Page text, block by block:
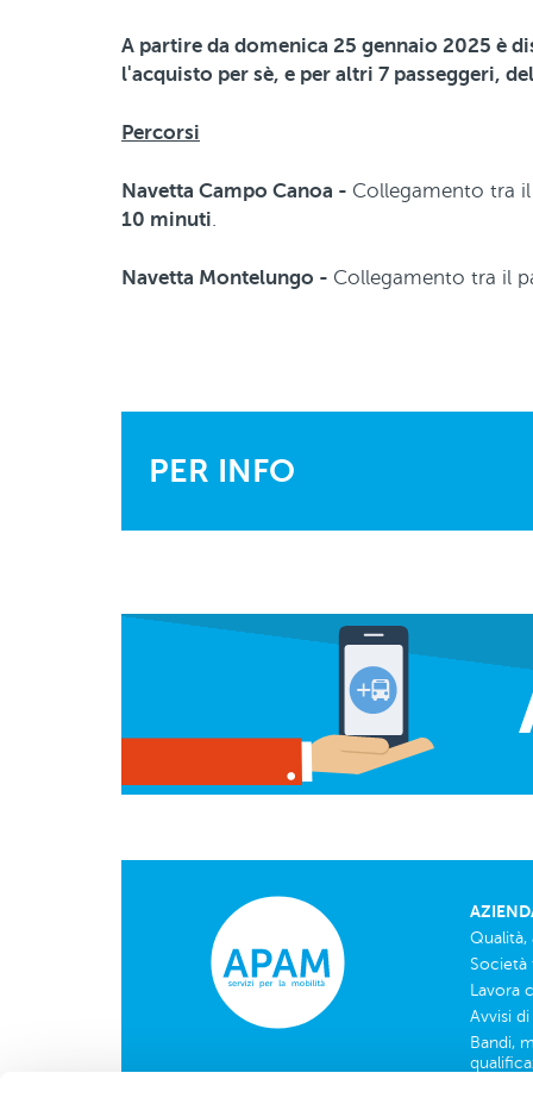
A partire da domenica 25 gennaio 2025 è
l'acquisto per sè, e per altri 7 passeggeri,
Percorsi
Navetta Campo Canoa - Collegamento tra
10 minuti.
Navetta Montelungo - Collegamento tra il
PER INFO
Qualità,
Società
Lavora
Avvisi
Bandi,